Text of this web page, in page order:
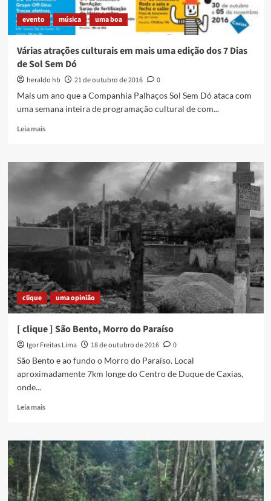
evento música uma boa
Várias atrações culturais em mais uma edição dos 7 Dias
de Sol Sem Dó
heraldo hb 21 de outubro de 2016
0
Mais um ano que a Companhia Palhaços Sol Sem Dó ataca com
uma semana inteira de programação cultural de com...
Leia maisRead
Várias
uma
edição
7
de
Sol
Sem
Dó
clique uma opinião
[ clique ] São Bento, Morro do Paraíso
Igor Freitas Lima 18 de outubro de 2016
0
São Bento e ao fundo o Morro do Paraíso. Local
aproximadamente 7km longe do Centro de Duque de Caxias,
onde...
Leia maisRead
[
clique
São
Bento,
Morro